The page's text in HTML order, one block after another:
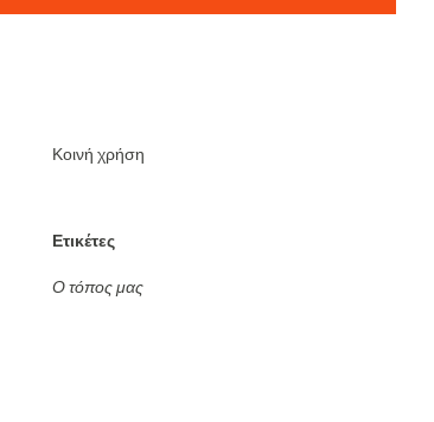
Κοινή χρήση
Ετικέτες
Ο τόπος μας